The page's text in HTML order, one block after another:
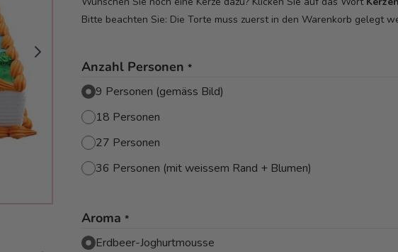
Bitte beachten Sie: Die Torte muss zuerst in den Warenkorb gelegt
Anzahl Personen *
9 Personen (gemäss Bild)
18 Personen
27 Personen
36 Personen (mit weissem Rand + Blumen)
Aroma *
Erdbeer-Joghurtmousse